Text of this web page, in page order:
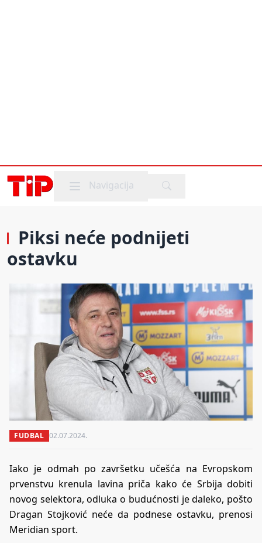
Mobile menu
Navigacija
Piksi neće podnijeti
ostavku
FUDBAL 02.07.2024.
Iako je odmah po završetku učešća na Evropskom
prvenstvu krenula lavina priča kako će Srbija dobiti
novog selektora, odluka o budućnosti je daleko, pošto
Dragan Stojković neće da podnese ostavku, prenosi
Meridian sport.